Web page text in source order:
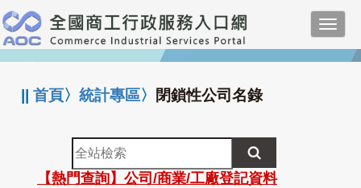
跳
到
主
要
:::
||首頁〉統計專區〉 閉鎖性公司名錄
全
站
檢
【熱門查詢】公司/商業/工廠登記資料